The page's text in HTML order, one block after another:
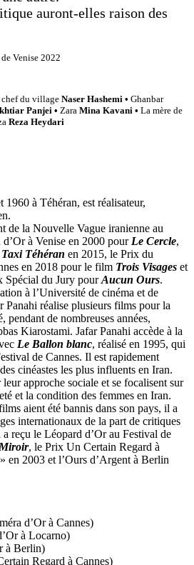
auront-elles raison des
Venise 2022
chef du village Naser Hashemi • Ghanbar
Panjei • Zara Mina Kavani • La mère de
Reza Heydari
à Téhéran, est réalisateur,
de la Nouvelle Vague iranienne au
à Venise en 2000 pour Le Cercle,
Taxi Téhéran en 2015, le Prix du
en 2018 pour le film Trois Visages et
Spécial du Jury pourAucun Ours.
à l’Université de cinéma et de
Panahi réalise plusieurs films pour la
pendant de nombreuses années,
Kiarostami. Jafar Panahi accède à la
Le Ballon blanc, réalisé en 1995, qui
de Cannes. Il est rapidement
cinéastes les plus influents en Iran.
approche sociale et se focalisent sur
et la condition des femmes en Iran.
aient été bannis dans son pays, il a
internationaux de la part de critiques
reçu le Léopard d’Or au Festival de
, le Prix Un Certain Regard à
en 2003 et l’Ours d’Argent à Berlin
d’Or à Cannes)
à Locarno)
à Berlin)
Regard à Cannes)